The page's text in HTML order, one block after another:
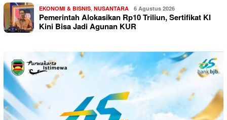
EKONOMI & BISNIS, NUSANTARA 6 Agustus 2026
Pemerintah Alokasikan Rp10 Triliun, Sertifikat KI
Kini Bisa Jadi Agunan KUR